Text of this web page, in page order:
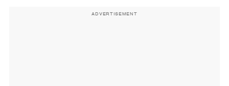
ADVERTISEMENT